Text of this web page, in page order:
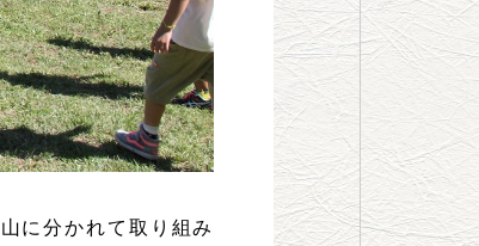
に分かれて取り組み